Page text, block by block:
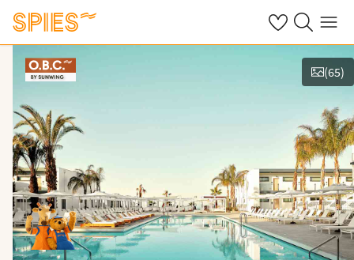
Se dine gemte
Søg påMenu
Vis billeder
(65)